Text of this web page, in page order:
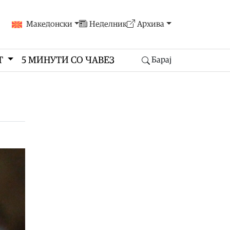
Македонски Неделник Архива
5 МИНУТИ СО ЧАВЕЗ Барај